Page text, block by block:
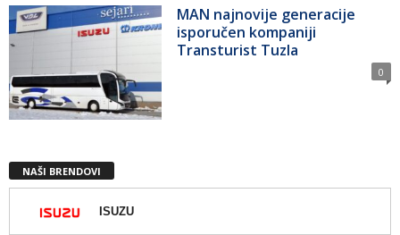
MAN najnovije generacije
isporučen kompaniji
Transturist Tuzla
0
NAŠI BRENDOVI
ISUZU